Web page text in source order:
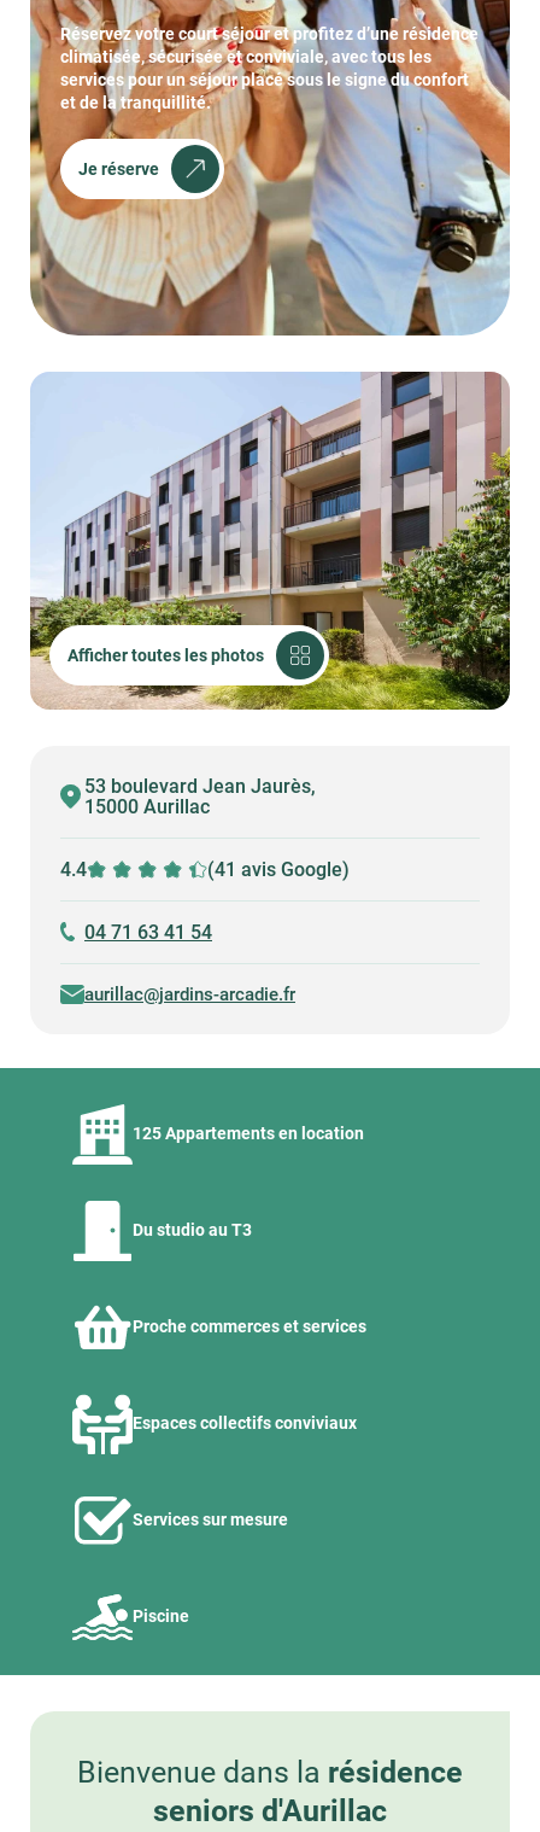
Réservez votre court séjour et profitez d’une résidence
climatisée, sécurisée et conviviale, avec tous les
services pour un séjour placé sous le signe du confort
et de la tranquillité.
Je réserve
Afficher toutes les photos
53 boulevard Jean Jaurès,
15000 Aurillac
4.4 (41 avis Google)
04 71 63 41 54
aurillac@jardins-arcadie.fr
125 Appartements en location
Du studio au T3
Proche commerces et services
Espaces collectifs conviviaux
Services sur mesure
Piscine
Bienvenue dans la résidence
seniors d'Aurillac